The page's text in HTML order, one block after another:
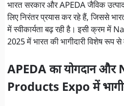
भारत सरकार और APEDA जैविक
लिए निरंतर प्रयास कर रहे हैं, जिससे
में स्वीकार्यता बढ़ रही है। इसी क्रम
2025 में भारत की भागीदारी विशेष रूप से
APEDA का योगदान
Products Expo में